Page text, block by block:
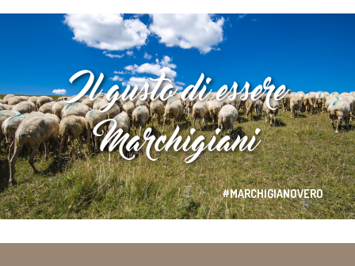
Il gusto di essere
Marchigiani
#MARCHIGIANOVERO